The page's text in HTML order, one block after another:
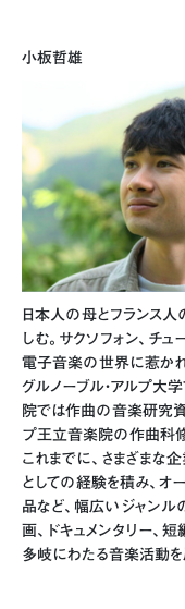
小板哲雄
日本人の母とフランス
しむ。サクソフォン、チ
電子音楽の世界に惹かれ
グルノーブル・アルプ大
院では作曲の音楽研究
プ王立音楽院の作曲科
これまでに、さまざまな
としての経験を積み、オ
品など、幅広いジャンル
画、ドキュメンタリー、
多岐にわたる音楽活動を